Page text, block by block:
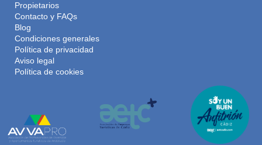
Propietarios
Contacto y FAQs
Blog
Condiciones generales
Política de privacidad
Aviso legal
Política de cookies